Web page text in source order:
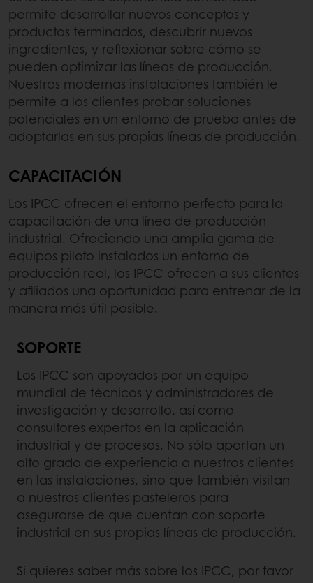
permite desarrollar nuevos conceptos y
productos terminados, descubrir nuevos
ingredientes, y reflexionar sobre cómo se
pueden optimizar las líneas de producción.
Nuestras modernas instalaciones también le
permite a los clientes probar soluciones
potenciales en un entorno de prueba antes de
adoptarlas en sus propias líneas de producción.
CAPACITACIÓN
Los IPCC ofrecen el entorno perfecto para la
capacitación de una línea de producción
industrial. Ofreciendo una amplia gama de
equipos piloto instalados un entorno de
producción real, los IPCC ofrecen a sus clientes
y afiliados una oportunidad para entrenar de la
manera más útil posible.
SOPORTE
Los IPCC son apoyados por un equipo
mundial de técnicos y administradores de
investigación y desarrollo, así como
consultores expertos en la aplicación
industrial y de procesos. No sólo aportan un
alto grado de experiencia a nuestros clientes
en las instalaciones, sino que también visitan
a nuestros clientes pasteleros para
asegurarse de que cuentan con soporte
industrial en sus propias líneas de producción.
Si quieres saber más sobre los IPCC, por favor